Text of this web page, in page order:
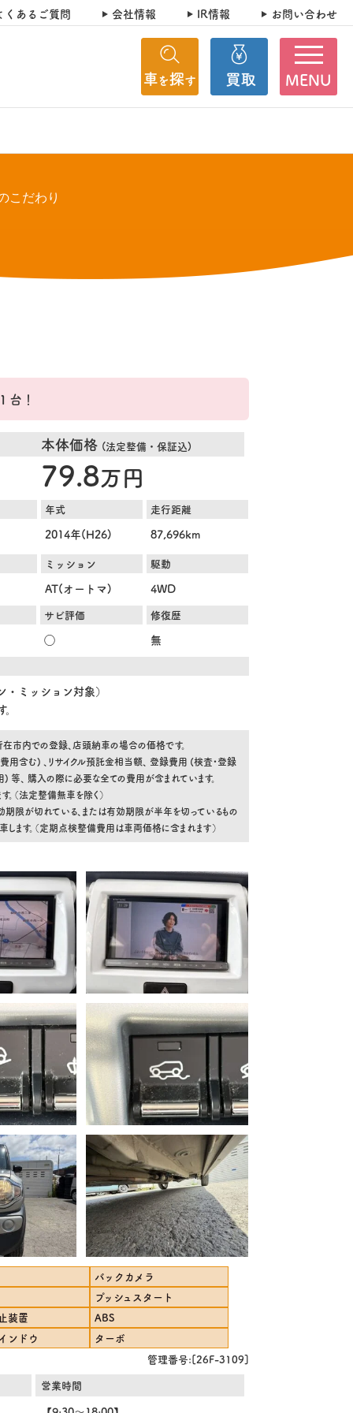
くあるご質問 会社情報 IR情報 お問い合わせ
MENU
こだわり
台！
本体価格 (法定整備・保証込)
79.8万円
年式
2014年(H26)
走行距離
87,696km
ミッション
AT(オートマ)
駆動
4WD
サビ評価
◯
修復歴
無
ミッション対象）
市内での登録、店頭納車の場合の価格です。
含む) 、リサイクル預託金相当額、 登録費用 (検査・登録
、 購入の際に必要な全ての費用が含まれています。
（法定整備無車を除く）
限が切れている、または有効期限が半年を切っているもの
ます。（定期点検整備費用は車両価格に含まれます）
バックカメラ
プッシュスタート
装置
ABS
ンドウ
ターボ
管理番号:[26F-3109]
営業時間